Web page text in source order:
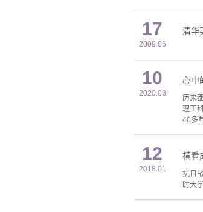
17
2009.06
清华
10
2020.08
心中
历来
理工
40多
12
2018.01
横看
抗日
时大